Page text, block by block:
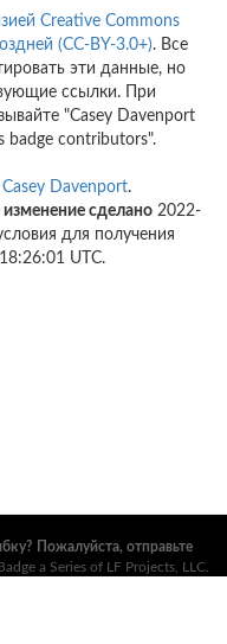
Creative Commons
(CC-BY-3.0+). Все
эти данные, но
ссылки. При
"Casey Davenport
badge contributors".
Casey Davenport.
сделано 2022-
для получения
UTC.
Пожалуйста, отправьте
a Series of LF Projects, LLC